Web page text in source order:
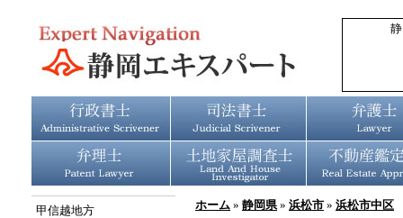
ホーム » 静岡県» 浜松市 » 浜松市中区
甲信越地方